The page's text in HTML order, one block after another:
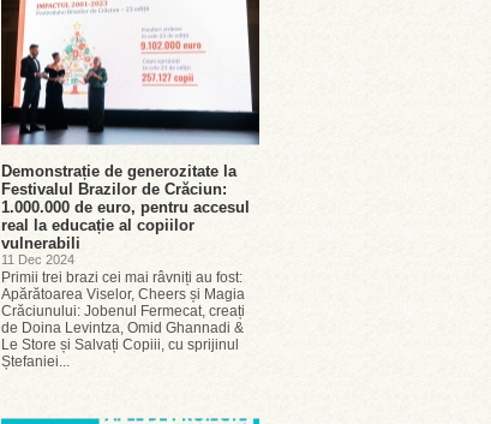
Demonstrație de generozitate la
Festivalul Brazilor de Crăciun:
1.000.000 de euro, pentru accesul
real la educație al copiilor
vulnerabili
11 Dec 2024
Primii trei brazi cei mai râvniți au fost:
Apărătoarea Viselor, Cheers și Magia
Crăciunului: Jobenul Fermecat, creați
de Doina Levintza, Omid Ghannadi &
Le Store și Salvați Copiii, cu sprijinul
Ștefaniei...